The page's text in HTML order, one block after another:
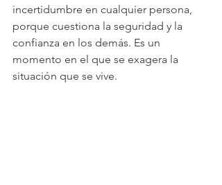
incertidumbre en cualquier persona,
porque cuestiona la seguridad y la
confianza en los demás. Es un
momento en el que se exagera la
situación que se vive.